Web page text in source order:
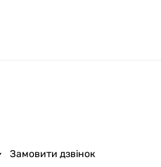
Замовити дзвінок